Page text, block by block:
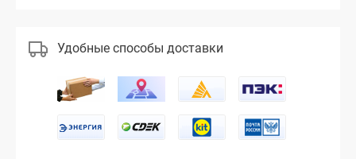
Удобные способы доставки